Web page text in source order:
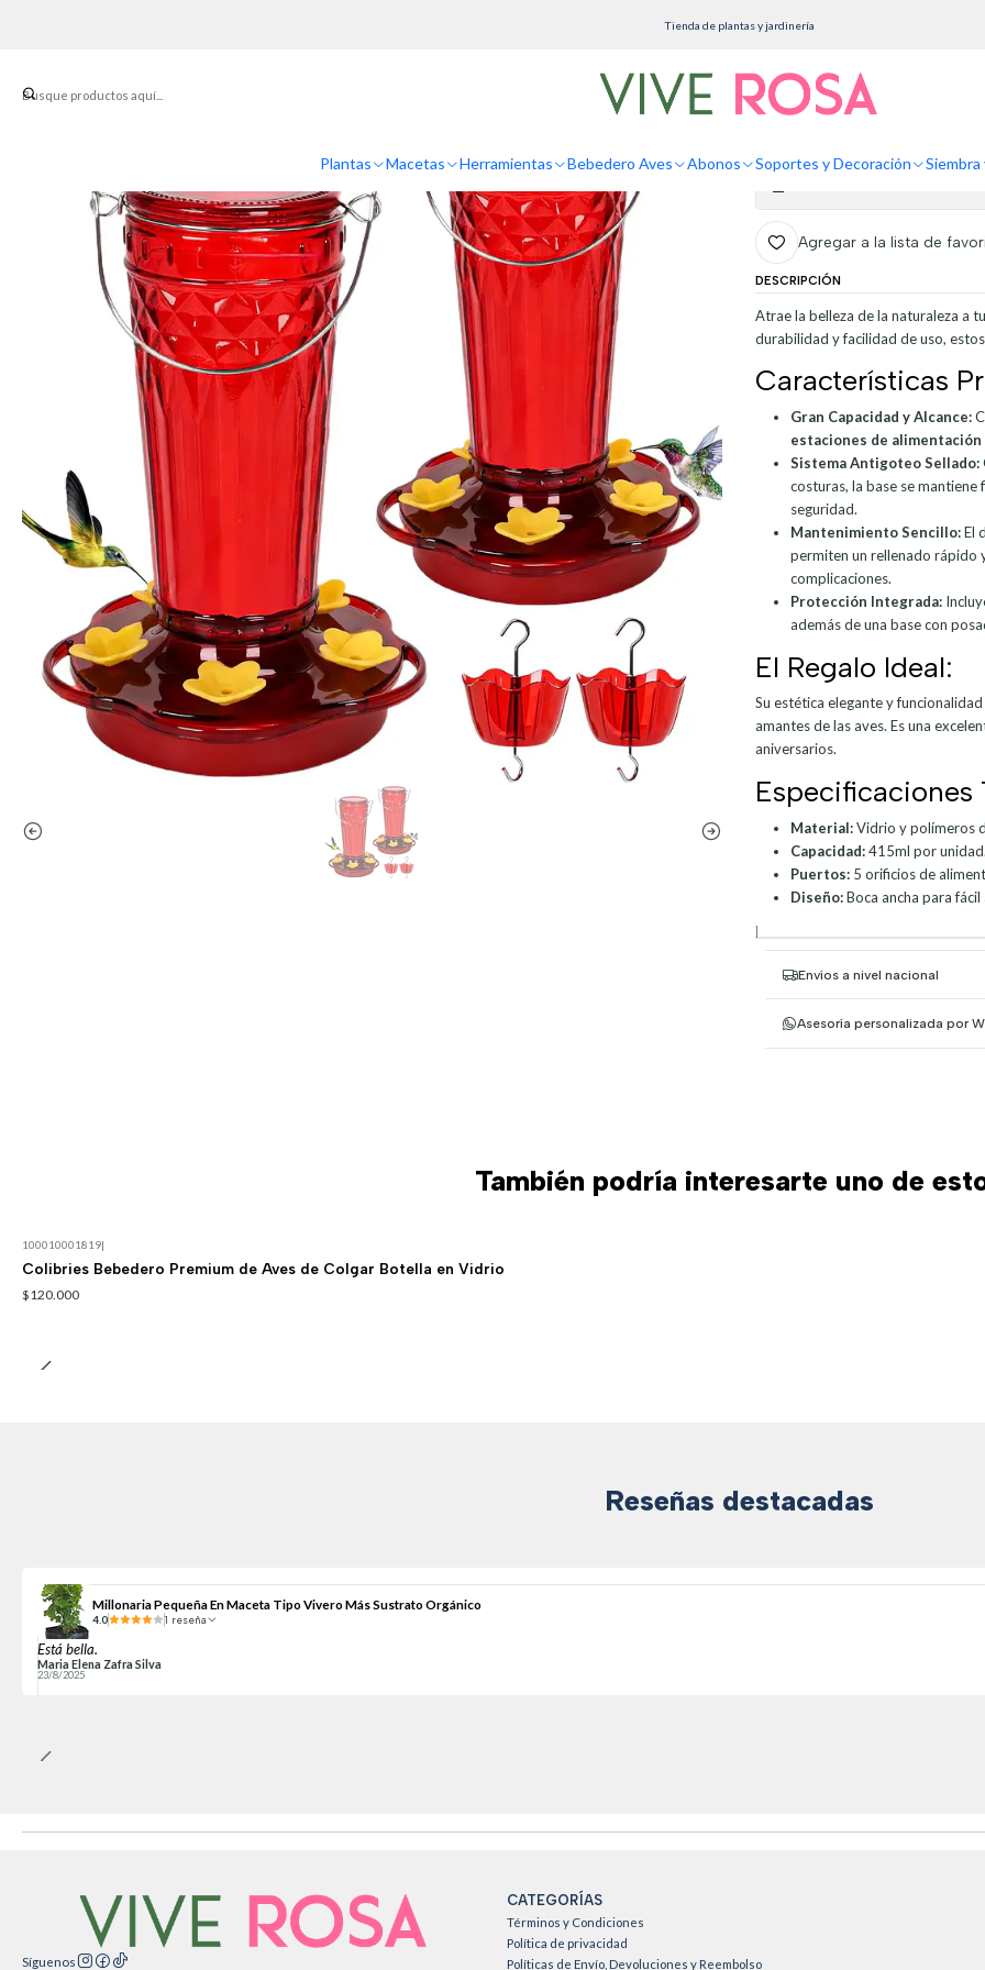
Plantas Macetas Herramientas Bebedero Aves Abonos Soportes y Decoración
Tienda de plantas y jardinería
Bebederos Colibries Botella en Vidrio Vintage Boca Ancha x2 unidades
Bebederos
Agregar a la lista de
DESCRIPCIÓN
Atrae la belleza de la naturaleza a
durabilidad y facilidad de uso,
Características
Gran Capacidad y Alcance:
estaciones de alimentación
Sistema Antigoteo Sellado:
costuras, la base se
seguridad.
Mantenimiento Sencillo:El
permiten un rellenado rápido
complicaciones.
Protección Integrada:
además de una base con
El Regalo Ideal:
Su estética elegante y
amantes de las aves. Es una
aniversarios.
Especificaciones
Material:Vidrio y polímeros
Capacidad:415ml por unidad.
Puertos:5 orificios de
Diseño:Boca ancha para fácil
Envíos a nivel nacional
Asesoría personalizada por
También podría interesarte uno de
100010001819|
Colibries Bebedero Premium de Aves de Colgar Botella en Vidrio
$120.000
Reseñas destacadas
Millonaria Pequeña En Maceta Tipo Vivero Más Sustrato Orgánico
4.0 1 reseña
Está bella.
Maria Elena Zafra Silva
23/8/2025
Síguenos
CATEGORÍAS
Términos y Condiciones
Política de privacidad
Políticas de Envío, Devoluciones y Reembolso